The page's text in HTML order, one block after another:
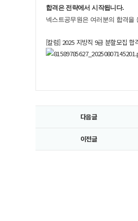
합격은 전략에서 시작됩니다.
넥스트공무원은 여러분의 합격을
[칼럼] 2025 지방직 9급 분할모집
다음글
이전글